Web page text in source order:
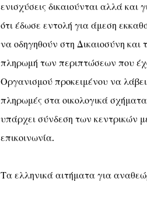
ενισχύσεις δικαιούνται αλλά
ότι έδωσε εντολή για άμεση
να οδηγηθούν στη Δικαιοσύνη
πληρωμή των περιπτώσεων που
Οργανισμού προκειμένου να
πληρωμές στα οικολογικά
υπάρχει σύνδεση των κεντρικών
επικοινωνία.
Τα ελληνικά αιτήματα για